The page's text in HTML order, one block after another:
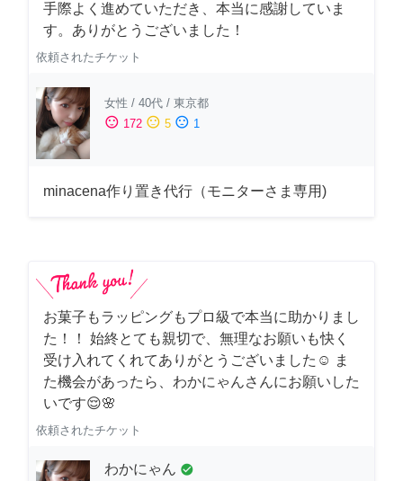
手際よく進めていただき、本当に感謝していま
す。ありがとうございました！
依頼されたチケット
女性 / 40代 / 東京都
sentiment_satisfied 172 sentiment_neutral 5 sentiment_dissatisfied 1
minacena作り置き代行（モニターさま専用)
お菓子もラッピングもプロ級で本当に助かりまし
た！！ 始終とても親切で、無理なお願いも快く
受け入れてくれてありがとうございました☺️ ま
た機会があったら、わかにゃんさんにお願いした
いです😌🌸
依頼されたチケット
わかにゃん check_circle